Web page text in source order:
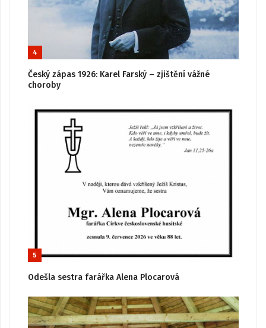
4
Český zápas 1926: Karel Farský – zjištění vážné
choroby
5
Odešla sestra farářka Alena Plocarová